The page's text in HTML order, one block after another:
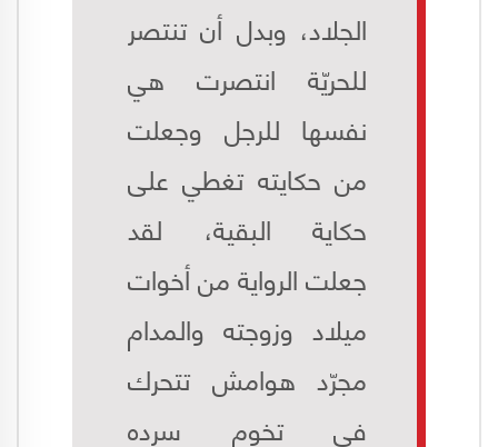
الجلاد، وبدل أن تنتصر
للحريّة انتصرت هي
نفسها للرجل وجعلت
من حكايته تغطي على
حكاية البقية، لقد
جعلت الرواية من أخوات
ميلاد وزوجته والمدام
مجرّد هوامش تتحرك
في تخوم سرده